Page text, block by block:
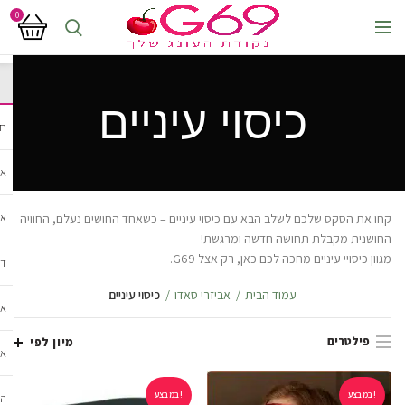
0
כיסוי עיניים
קחו את הסקס שלכם לשלב הבא עם כיסוי עיניים – כשאחד החושים נעלם, החוויה
החושנית מקבלת תחושה חדשה ומרגשת!
מגוון כיסויי עיניים מחכה לכם כאן, רק אצל G69.
עמוד הבית אביזרי סאדו כיסוי עיניים
פילטרים מיון לפי
במבצע! במבצע!